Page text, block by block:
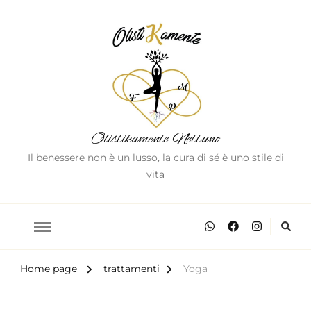
Olistikamente Nettuno
Il benessere non è un lusso, la cura di sé è uno stile di
vita
Home page trattamenti Yoga